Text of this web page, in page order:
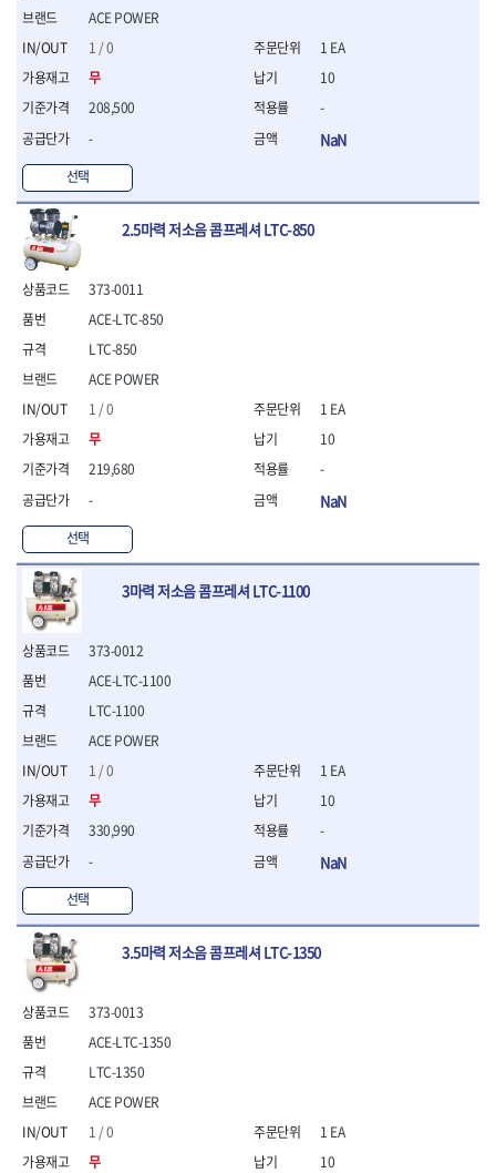
- 몽키스패너
- 라쳇콤비네이션세트
- 라쳇렌치
- 멀티플라이어
- 미니라쳇세트
- 기타
- 라쳇 드라이버
- 라쳇스패너
- 스피드렌치
- 모터렌치
- 함마스패너
절연.전설.방폭공구
- 절연연결대
- 절연드라이버
- 절연스패너
- 절연T렌치
- 절연소켓
- 절연별소켓
- 절연별비트소켓
- 절연육각비트소켓
- 절연라쳇핸들
- 절연렌치
- 절연토크렌치
- 절연콤비네이션렌치
- 절연플라이어
- 절연전공칼
- 절연안전모
- 절연매트
- 방폭라쳇핸들
- 방폭콤비네이션렌치
- 방폭함마스패너
- 절연드라이버세트
- 스트리퍼
- 라쳇케이블커터
- 자동스트리퍼
- 케이블스트리퍼
- 압착기
- 핀셋
- 절연비트홀다
- 절연비트홀다드라이버
- 방폭망치
- 절연L렌치
ACE POWER
1 / 0
무
208,500
-
선택
1 EA
10
-
NaN
2.5마력 저소음 콤프레셔 LTC-850
373-0011
ACE POWER
1 / 0
무
219,680
-
선택
ACE-LTC-850
LTC-850
1 EA
10
-
NaN
3마력 저소음 콤프레셔 LTC-1100
373-0012
ACE POWER
1 / 0
무
330,990
-
선택
ACE-LTC-1100
LTC-1100
1 EA
10
-
NaN
3.5마력 저소음 콤프레셔 LTC-1350
373-0013
ACE POWER
1 / 0
무
ACE-LTC-1350
LTC-1350
1 EA
10